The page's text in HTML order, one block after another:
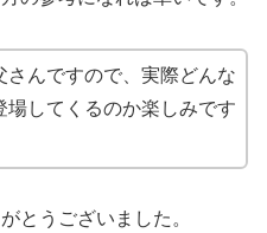
さんですので、実際どんな
場してくるのか楽しみです
とうございました。